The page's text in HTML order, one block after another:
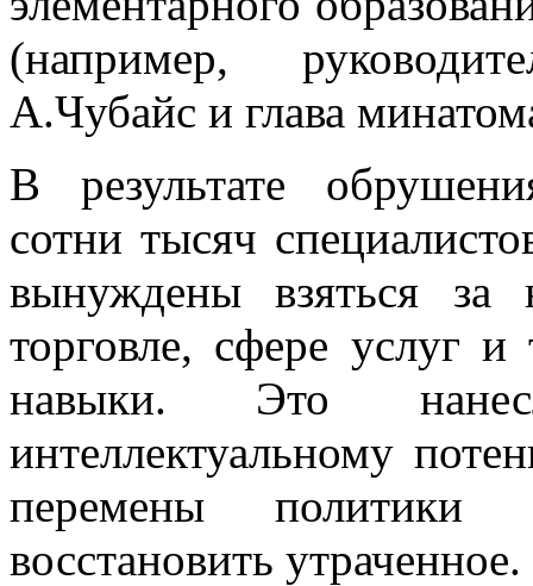
(например,
А.Чубайс и глава
В результате
сотни тысяч
вынуждены взяться за
торговле, сфере услуг
навыки. Это
интеллектуальному
перемены политики
восстановить утраченное.